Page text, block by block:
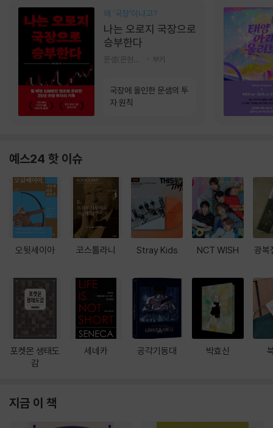
왜 ‘국장‘이냐고?
나는 오로지 국장으로
승부한다
부키
국장에 올인한 문샘의 투
자 원칙
예스24 핫 이슈
오뒷세이아
포켓몬 생태도
감
코스톨라니
세네카
Stray Kids
공각기동대
NCT WISH
박효신
광복
지금 이 책